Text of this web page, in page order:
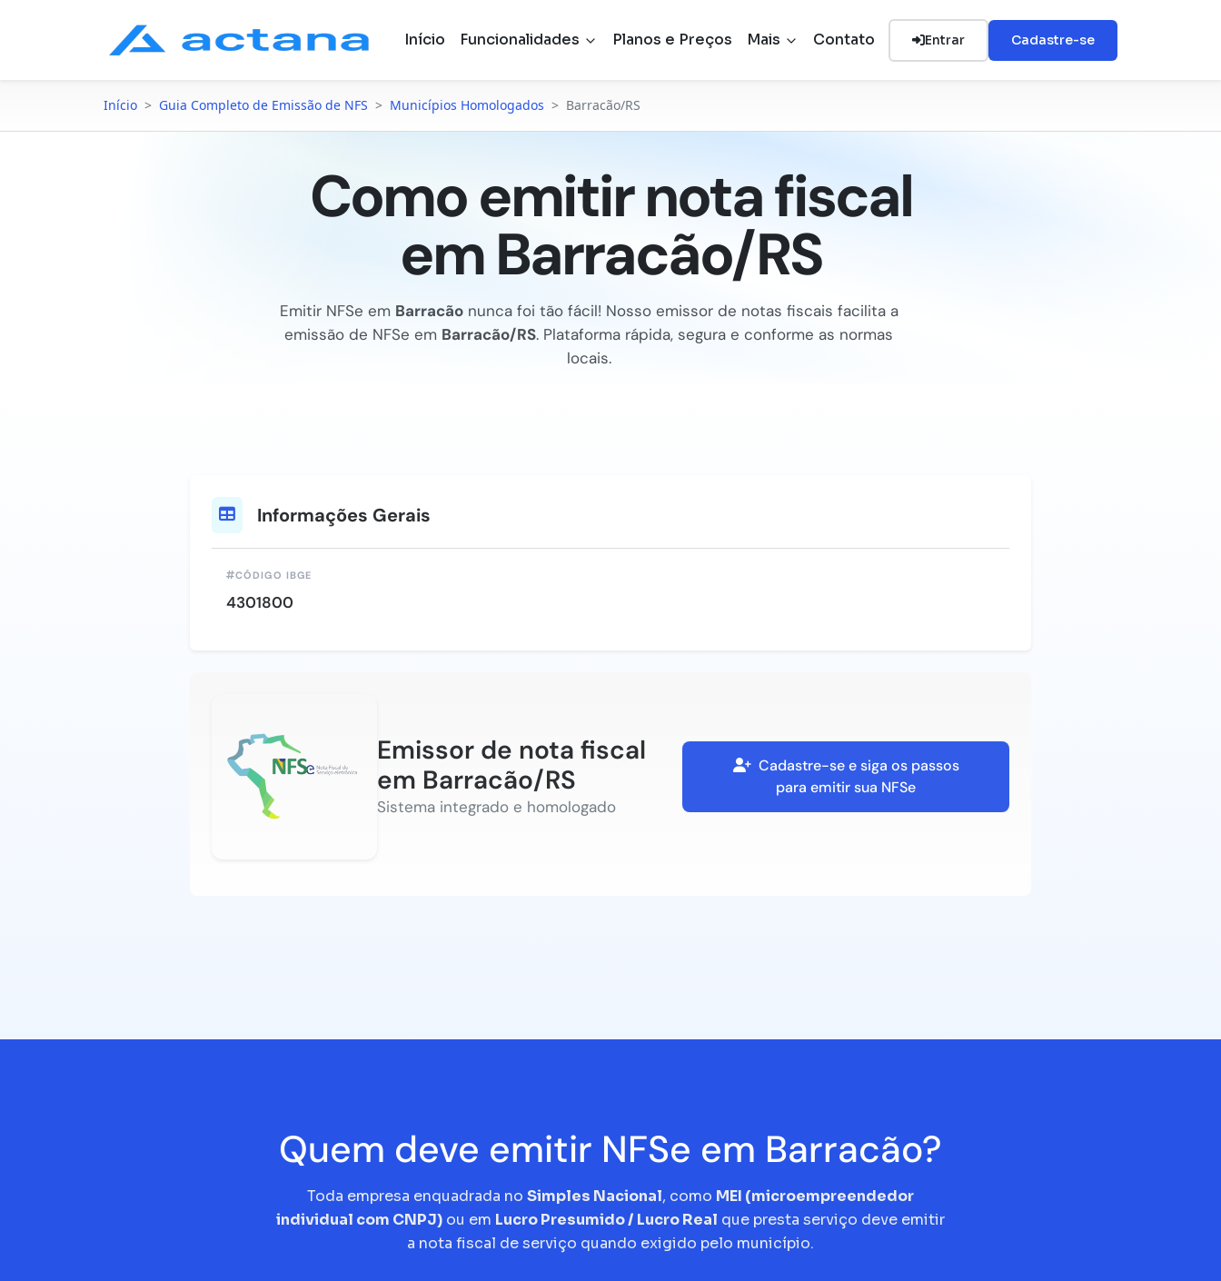
Início Funcionalidades Planos e Preços Mais Contato Entrar Cadastre-se
Início > Guia Completo de Emissão de NFS > Municípios Homologados > Barracão/RS
Como emitir nota fiscal
em Barracão/RS
Emitir NFSe em Barracãonunca foi tão fácil! Nosso emissor de notas fiscais facilita a
emissão de NFSe em Barracão/RS. Plataforma rápida, segura e conforme as normas
locais.
Informações Gerais
CÓDIGO IBGE
4301800
Emissor de nota fiscal
em Barracão/RS
Sistema integrado e homologado
Cadastre-se e siga os passos
para emitir sua NFSe
Quem deve emitir NFSe em Barracão?
Toda empresa enquadrada no Simples Nacional, como MEI (microempreendedor
individual com CNPJ) ou em Lucro Presumido / Lucro Real que presta serviço deve emitir
a nota fiscal de serviço quando exigido pelo município.